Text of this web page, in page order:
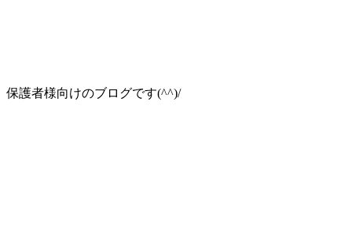
保護者様向けのブログです(^^)/